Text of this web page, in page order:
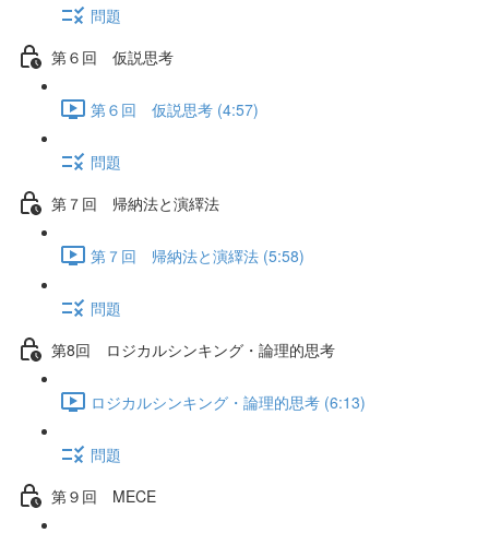
問題
第６回 仮説思考
第６回 仮説思考 (4:57)
問題
第７回 帰納法と演繹法
第７回 帰納法と演繹法 (5:58)
問題
第8回 ロジカルシンキング・論理的思考
ロジカルシンキング・論理的思考 (6:13)
問題
第９回 MECE